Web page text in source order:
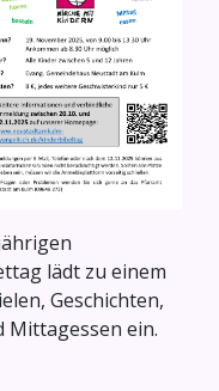
lädt zu einem
Geschichten,
Mittagessen ein.